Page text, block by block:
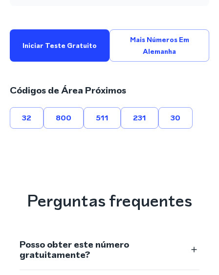
Iniciar Teste Gratuito
Mais Números Em
Alemanha
Códigos de Área Próximos
32 800 511 231 30
Perguntas frequentes
Posso obter este número
gratuitamente?